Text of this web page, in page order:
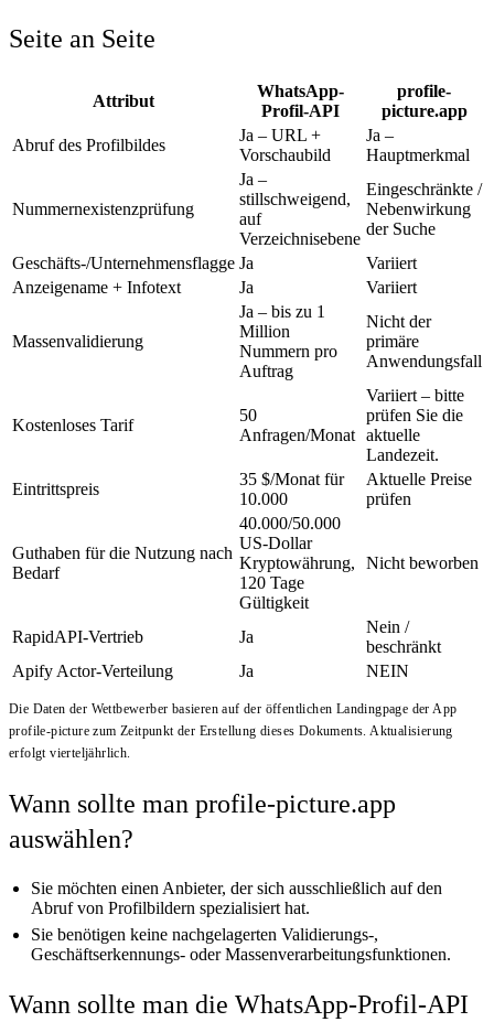
Seite an Seite
Attribut
WhatsApp-
Profil-API
profile-
picture.app
Abruf des Profilbildes
Ja – URL +
Vorschaubild
Ja –
Hauptmerkmal
Nummernexistenzprüfung
Ja –
stillschweigend,
auf
Verzeichnisebene
Eingeschränkte /
Nebenwirkung
der Suche
Geschäfts-/Unternehmensflagge Ja
Variiert
Anzeigename + Infotext
Ja Variiert
Massenvalidierung
Ja – bis zu 1
Million
Nummern pro
Auftrag
Nicht der
primäre
Anwendungsfall
Kostenloses Tarif
50
Anfragen/Monat
Variiert – bitte
prüfen Sie die
aktuelle
Landezeit.
Eintrittspreis
35 $/Monat für
10.000
Aktuelle Preise
prüfen
Guthaben für die Nutzung nach
Bedarf
40.000/50.000
US-Dollar
Kryptowährung,
120 Tage
Gültigkeit
Nicht beworben
RapidAPI-Vertrieb Ja
Nein /
beschränkt
Apify Actor-Verteilung
Ja NEIN
Die Daten der Wettbewerber basieren auf der öffentlichen Landingpage der App
profile-picture zum Zeitpunkt der Erstellung dieses Dokuments. Aktualisierung
erfolgt vierteljährlich.
Wann sollte man profile-picture.app
auswählen?
Sie möchten einen Anbieter, der sich ausschließlich auf den
Abruf von Profilbildern spezialisiert hat.
Sie benötigen keine nachgelagerten Validierungs-,
Geschäftserkennungs- oder Massenverarbeitungsfunktionen.
Wann sollte man die WhatsApp-Profil-API